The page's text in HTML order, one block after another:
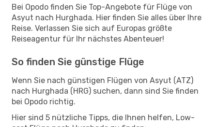
Bei Opodo finden Sie Top-Angebote für Flüge von
Asyut nach Hurghada. Hier finden Sie alles über Ihre
Reise. Verlassen Sie sich auf Europas größte
Reiseagentur für Ihr nächstes Abenteuer!
So finden Sie günstige Flüge
Wenn Sie nach günstigen Flügen von Asyut (ATZ)
nach Hurghada (HRG) suchen, dann sind Sie finden
bei Opodo richtig.
Hier sind 5 nützliche Tipps, die Ihnen helfen, Low-